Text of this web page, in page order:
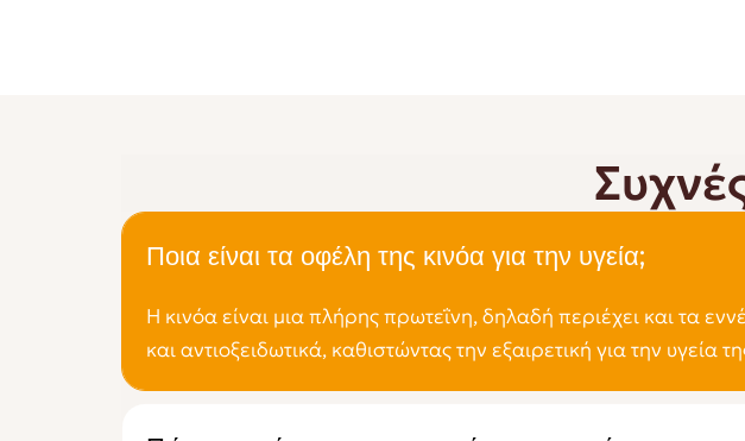
Ποια είναι τα οφέλη της κινόα για την υγεία;
Η κινόα είναι μια πλήρης πρωτεΐνη, δηλαδή περιέχει και τα
και αντιοξειδωτικά, καθιστώντας την εξαιρετική για την υγεία